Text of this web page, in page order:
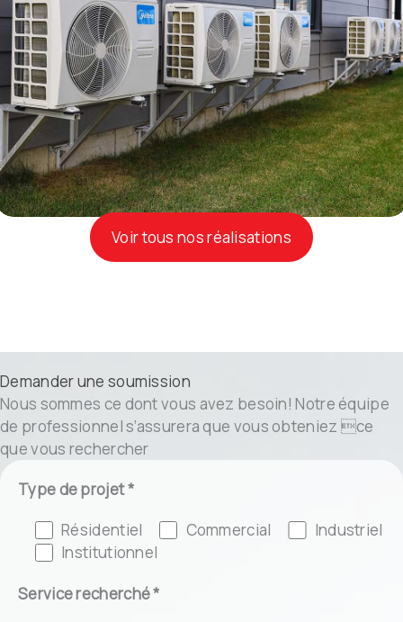
Voir tous nos réalisations
Demander une soumission
Nous sommes ce dont vous avez besoin! Notre équipe
de professionnel s’assurera que vous obteniez ce
que vous rechercher
Type de projet *
Résidentiel
Commercial
Industriel
Institutionnel
Service recherché *